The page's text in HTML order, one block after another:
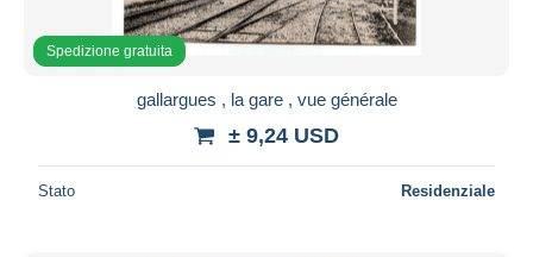
Spedizione gratuita
gallargues , la gare , vue générale
± 9,24 USD
Stato Residenziale